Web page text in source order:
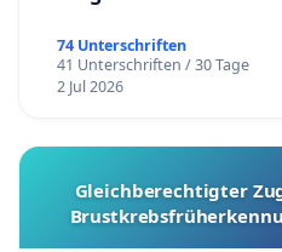
74 Unterschriften
41 Unterschriften / 30 Tage
2 Jul 2026
Gleichberechtigter